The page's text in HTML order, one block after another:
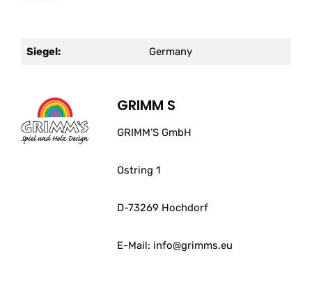
Siegel: Germany
GRIMM S
GRIMM’S GmbH
Ostring 1
D-73269 Hochdorf
E-Mail: info@grimms.eu